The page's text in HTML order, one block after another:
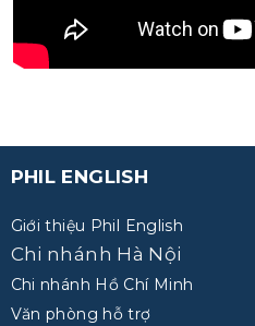
PHIL ENGLISH
Giới thiệu Phil English
Chi nhánh Hà Nội
Chi nhánh Hồ Chí Minh
Văn phòng hỗ trợ